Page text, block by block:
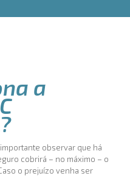
a
observar que há
cobrirá – no máximo – o
o prejuízo venha ser